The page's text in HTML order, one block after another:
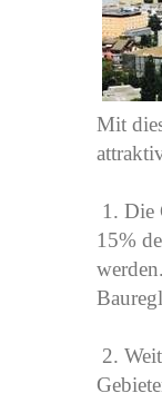
Mit
1. Die
15%
2.